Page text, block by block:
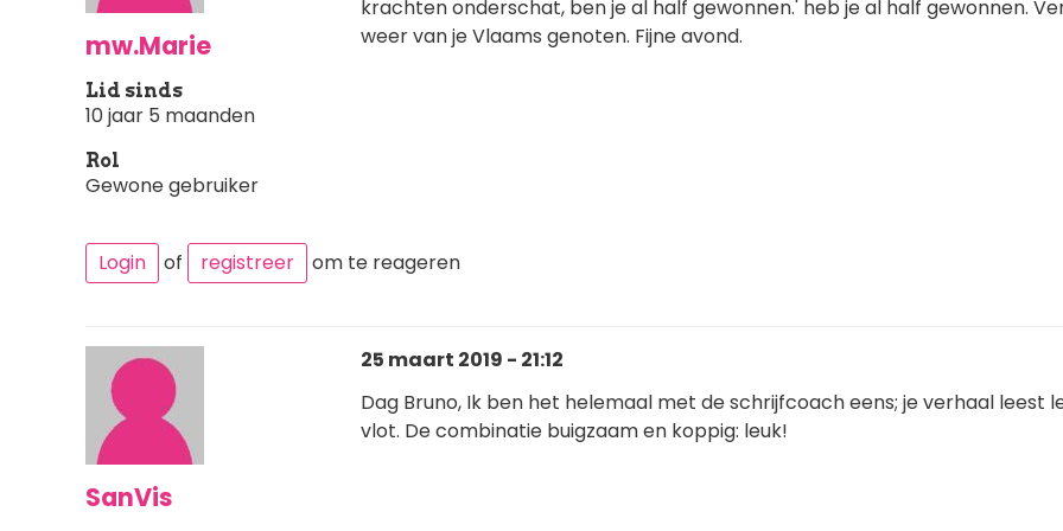
mw.Marie
Lid sinds
10 jaar 5 maanden
Rol
Gewone gebruiker
krachten onderschat, ben je al half gewonnen.' heb je al half gewonnen.
weer van je Vlaams genoten. Fijne avond.
Login of registreer om te reageren
SanVis
25 maart 2019 - 21:12
Dag Bruno, Ik ben het helemaal met de schrijfcoach eens; je verhaal leest
vlot. De combinatie buigzaam en koppig: leuk!